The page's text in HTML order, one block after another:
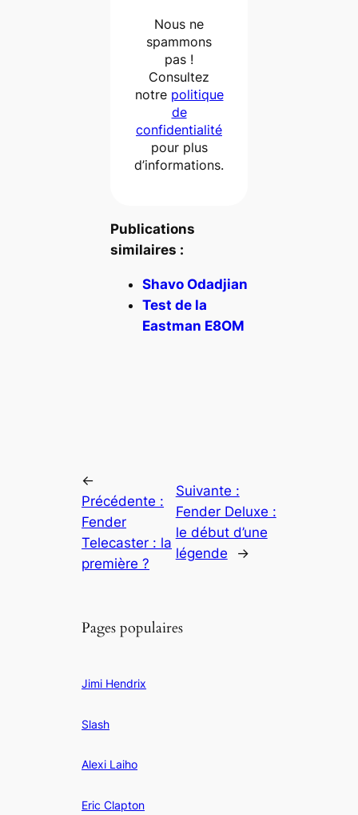
Nous ne
spammons
pas !
Consultez
notre politique
de
confidentialité
pour plus
d’informations.
Publications
similaires :
Shavo Odadjian
Test de la
Eastman E8OM
←
Précédente :
Fender
Telecaster : la
première ?
Suivante :
Fender Deluxe :
le début d’une
légende
→
Pages populaires
Jimi Hendrix
Slash
Alexi Laiho
Eric Clapton